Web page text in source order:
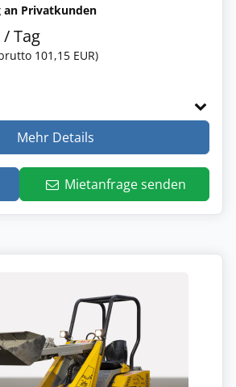
an Privatkunden
/ Tag
101,15 EUR)
Mehr Details
Mietanfrage senden